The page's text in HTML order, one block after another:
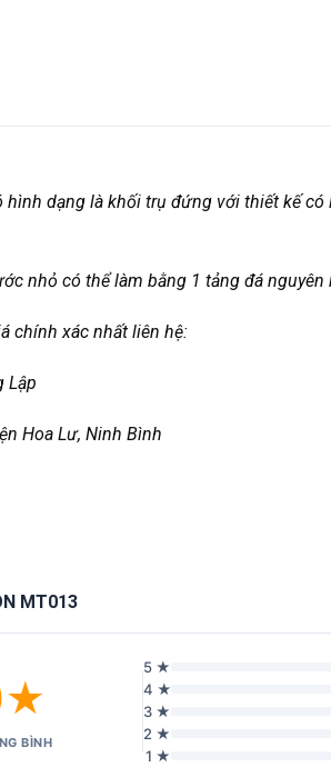
hình dạng là khối trụ đứng với thiết kế
nhỏ có thể làm bằng 1 tảng đá
chính xác nhất liên hệ:
Lập
Hoa Lư, Ninh Bình
MT013
★
BÌNH
5 ★
4 ★
3 ★
2 ★
1 ★